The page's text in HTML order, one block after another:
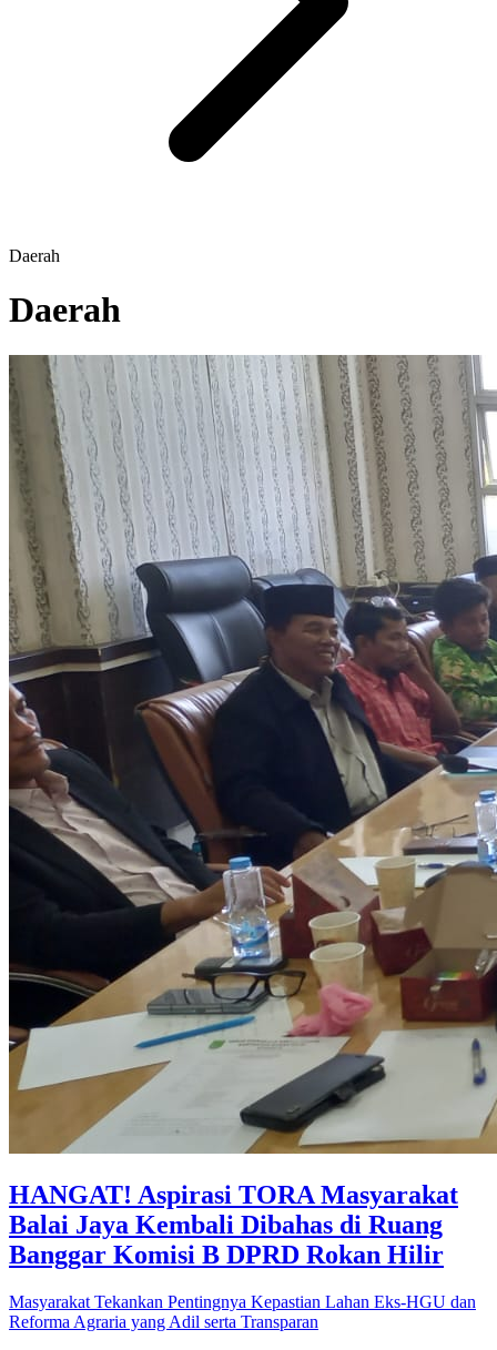
Daerah
Daerah
HANGAT! Aspirasi TORA Masyarakat
Balai Jaya Kembali Dibahas di Ruang
Banggar Komisi B DPRD Rokan Hilir
Masyarakat Tekankan Pentingnya Kepastian Lahan Eks-HGU dan
Reforma Agraria yang Adil serta Transparan